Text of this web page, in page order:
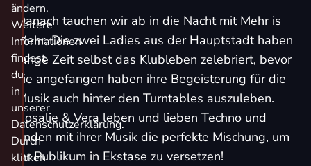
Danach tauchen wir ab in die Nacht mit Mehr is
Mehr. Die zwei Ladies aus der Hauptstadt haben
lange Zeit selbst das Klubleben zelebriert, bevor
sie angefangen haben ihre Begeisterung für die
Musik auch hinter den Turntables auszuleben.
Rosalie & Vera leben und lieben Techno und
finden mit ihrer Musik die perfekte Mischung, um
ihr Publikum in Ekstase zu versetzen!
ändern.
Weitere
Informationen
findest
du
in
unserer
Datenschutzerklärung.
Durch
klicken